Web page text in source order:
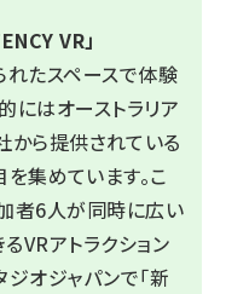
VR」
れたスペースで体験
にはオーストラリア
から提供されている
集めています。こ
者6人が同時に広い
VRアトラクション
ジオジャパンで「新